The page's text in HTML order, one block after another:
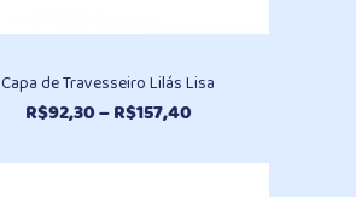
Capa de Travesseiro Lilás Lisa
R$92,30–R$157,40Faixa
preço: